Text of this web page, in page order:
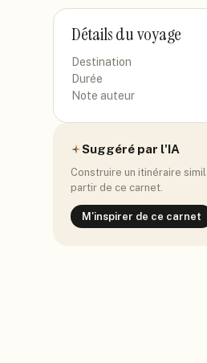
Détails du voyage
Destination
Durée
Note auteur
Suggéré par l'IA
Construire un itinéraire
partir de ce carnet.
M'inspirer de ce carnet